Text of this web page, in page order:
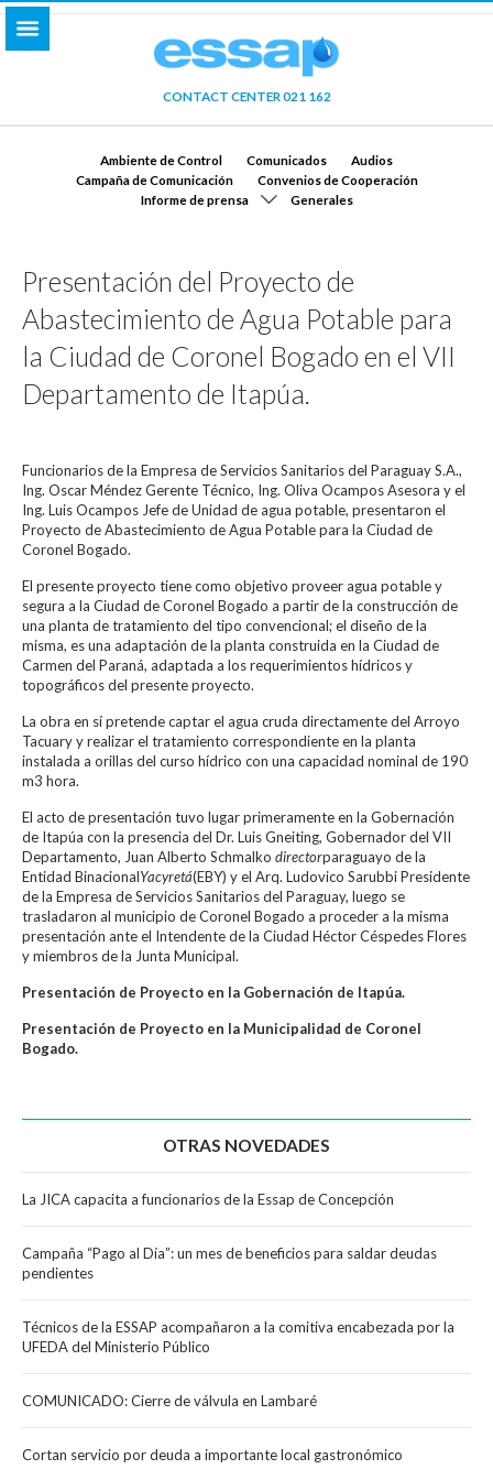
CONTACT CENTER 021 162
Ambiente de Control Comunicados
Audios
Campaña de Comunicación
Convenios de Cooperación
Informe de prensa
Generales
Presentación del Proyecto de
Abastecimiento de Agua Potable para
la Ciudad de Coronel Bogado en el VII
Departamento de Itapúa.
Funcionarios de la Empresa de Servicios Sanitarios del Paraguay S.A.,
Ing. Oscar Méndez Gerente Técnico, Ing. Oliva Ocampos Asesora y el
Ing. Luis Ocampos Jefe de Unidad de agua potable, presentaron el
Proyecto de Abastecimiento de Agua Potable para la Ciudad de
Coronel Bogado.
El presente proyecto tiene como objetivo proveer agua potable y
segura a la Ciudad de Coronel Bogado a partir de la construcción de
una planta de tratamiento del tipo convencional; el diseño de la
misma, es una adaptación de la planta construida en la Ciudad de
Carmen del Paraná, adaptada a los requerimientos hídricos y
topográficos del presente proyecto.
La obra en sí pretende captar el agua cruda directamente del Arroyo
Tacuary y realizar el tratamiento correspondiente en la planta
instalada a orillas del curso hídrico con una capacidad nominal de 190
m3 hora.
El acto de presentación tuvo lugar primeramente en la Gobernación
de Itapúa con la presencia del Dr. Luis Gneiting, Gobernador del VII
Departamento, Juan Alberto Schmalko directorparaguayo de la
Entidad BinacionalYacyretá(EBY) y el Arq. Ludovico Sarubbi Presidente
de la Empresa de Servicios Sanitarios del Paraguay, luego se
trasladaron al municipio de Coronel Bogado a proceder a la misma
presentación ante el Intendente de la Ciudad Héctor Céspedes Flores
y miembros de la Junta Municipal.
Presentación de Proyecto en la Gobernación de Itapúa.
Presentación de Proyecto en la Municipalidad de Coronel
Bogado.
OTRAS NOVEDADES
La JICA capacita a funcionarios de la Essap de Concepción
Campaña “Pago al Día”: un mes de beneficios para saldar deudas
pendientes
Técnicos de la ESSAP acompañaron a la comitiva encabezada por la
UFEDA del Ministerio Público
COMUNICADO: Cierre de válvula en Lambaré
Cortan servicio por deuda a importante local gastronómico